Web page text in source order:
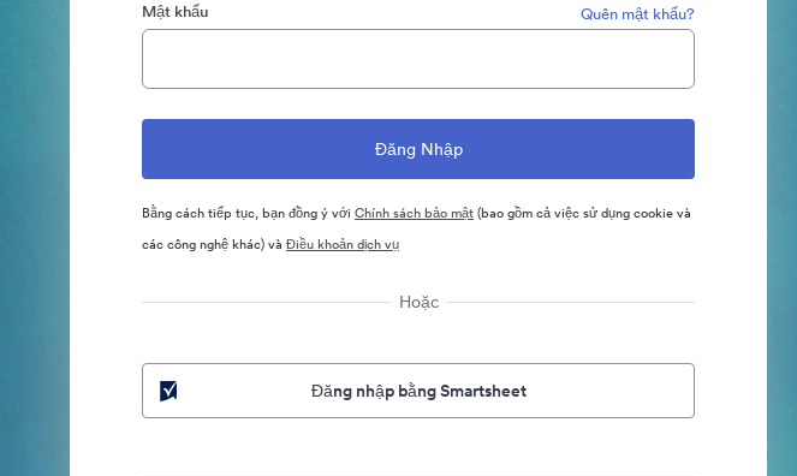
Mật khẩu Quên mật khẩu?
Bằng cách tiếp tục, bạn đồng ý vớiChính sách bảo mật(bao gồm cả việc sử dụng cookie và
các công nghệ khác) vàĐiều khoản dịch vụ
Hoặc
Đăng nhập bằng Smartsheet